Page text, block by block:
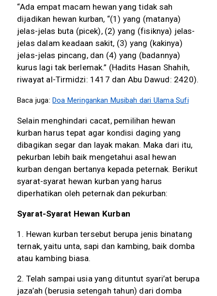
“Ada empat macam hewan yang tidak sah
dijadikan hewan kurban, “(1) yang (matanya)
jelas-jelas buta (picek), (2) yang (fisiknya) jelas-
jelas dalam keadaan sakit, (3) yang (kakinya)
jelas-jelas pincang, dan (4) yang (badannya)
kurus lagi tak berlemak.” (Hadits Hasan Shahih,
riwayat al-Tirmidzi: 1417 dan Abu Dawud: 2420).
Baca juga: Doa Meringankan Musibah dari Ulama Sufi
Selain menghindari cacat, pemilihan hewan
kurban harus tepat agar kondisi daging yang
dibagikan segar dan layak makan. Maka dari itu,
pekurban lebih baik mengetahui asal hewan
kurban dengan bertanya kepada peternak. Berikut
syarat-syarat hewan kurban yang harus
diperhatikan oleh peternak dan pekurban:
Syarat-Syarat Hewan Kurban
1. Hewan kurban tersebut berupa jenis binatang
ternak, yaitu unta, sapi dan kambing, baik domba
atau kambing biasa.
2. Telah sampai usia yang dituntut syari’at berupa
jaza’ah (berusia setengah tahun) dari domba